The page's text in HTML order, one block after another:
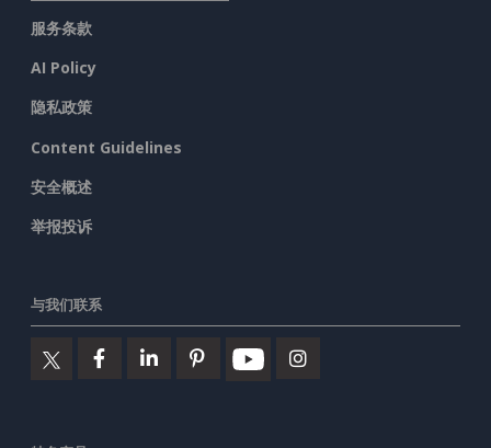
服务条款
AI Policy
隐私政策
Content Guidelines
安全概述
举报投诉
与我们联系